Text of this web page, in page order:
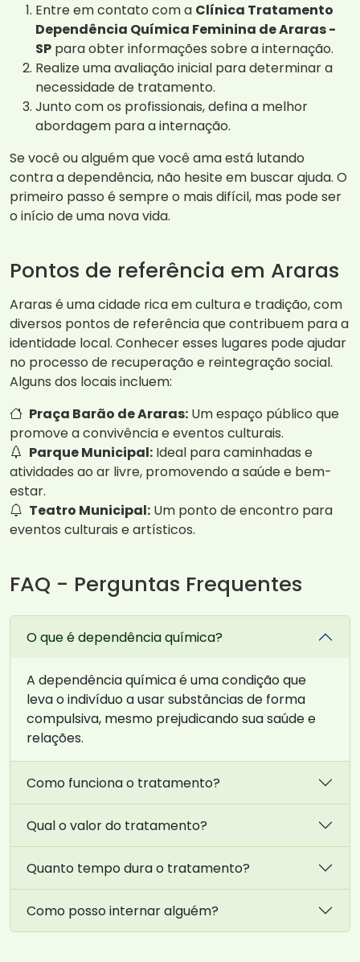
Entre em contato com a Clínica Tratamento
Dependência Química Feminina de Araras -
SP para obter informações sobre a internação.
Realize uma avaliação inicial para determinar a
necessidade de tratamento.
Junto com os profissionais, defina a melhor
abordagem para a internação.
Se você ou alguém que você ama está lutando
contra a dependência, não hesite em buscar ajuda. O
primeiro passo é sempre o mais difícil, mas pode ser
o início de uma nova vida.
Pontos de referência em Araras
Araras é uma cidade rica em cultura e tradição, com
diversos pontos de referência que contribuem para a
identidade local. Conhecer esses lugares pode ajudar
no processo de recuperação e reintegração social.
Alguns dos locais incluem:
Praça Barão de Araras: Um espaço público que
promove a convivência e eventos culturais.
Parque Municipal: Ideal para caminhadas e
atividades ao ar livre, promovendo a saúde e bem-
estar.
Teatro Municipal: Um ponto de encontro para
eventos culturais e artísticos.
FAQ - Perguntas Frequentes
O que é dependência química?
A dependência química é uma condição que
leva o indivíduo a usar substâncias de forma
compulsiva, mesmo prejudicando sua saúde e
relações.
Como funciona o tratamento?
Qual o valor do tratamento?
Quanto tempo dura o tratamento?
Como posso internar alguém?